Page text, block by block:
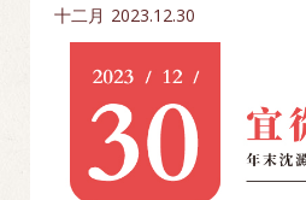
十二月 2023.12.30